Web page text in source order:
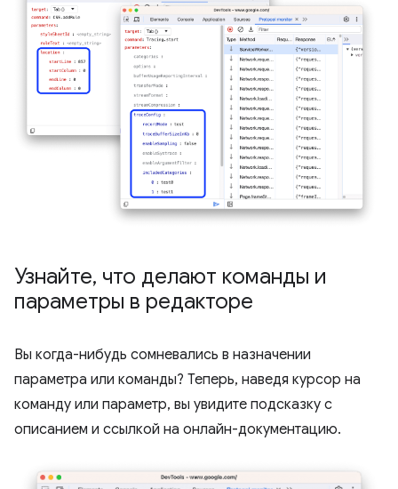
Узнайте, что делают команды и
параметры в редакторе
Вы когда-нибудь сомневались в назначении
параметра или команды? Теперь, наведя курсор на
команду или параметр, вы увидите подсказку с
описанием и ссылкой на онлайн-документацию.